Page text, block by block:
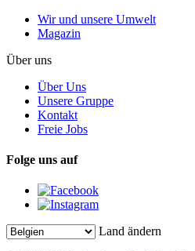
Wir und unsere Umwelt
Magazin
Über uns
Über Uns
Unsere Gruppe
Kontakt
Freie Jobs
Folge uns auf
Land ändern